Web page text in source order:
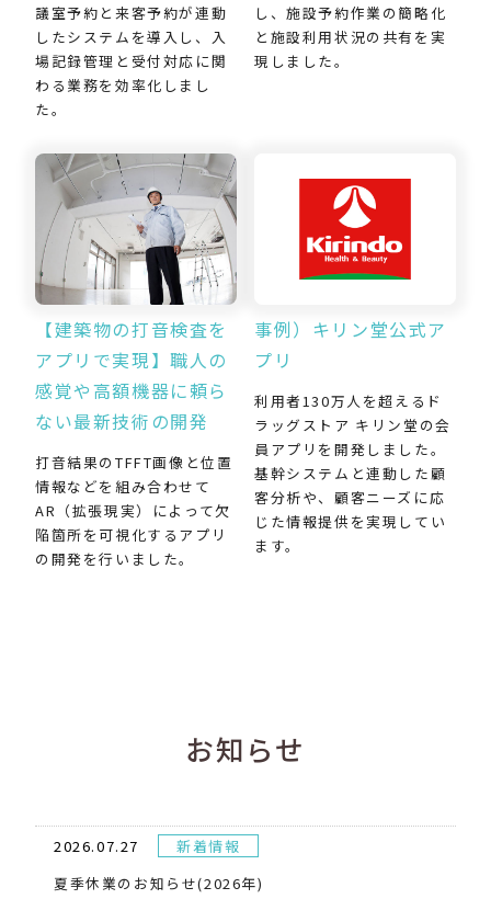
議室予約と来客予約が連動
したシステムを導入し、入
場記録管理と受付対応に関
わる業務を効率化しまし
た。
し、施設予約作業の簡略化
と施設利用状況の共有を実
現しました。
【建築物の打音検査を
アプリで実現】職人の
感覚や高額機器に頼ら
ない最新技術の開発
打音結果のTFFT画像と位置
情報などを組み合わせて
AR（拡張現実）によって欠
陥箇所を可視化するアプリ
の開発を行いました。
事例）キリン堂公式ア
プリ
利用者130万人を超えるド
ラッグストア キリン堂の会
員アプリを開発しました。
基幹システムと連動した顧
客分析や、顧客ニーズに応
じた情報提供を実現してい
ます。
お知らせ
2026.07.27
新着情報
夏季休業のお知らせ(2026年)